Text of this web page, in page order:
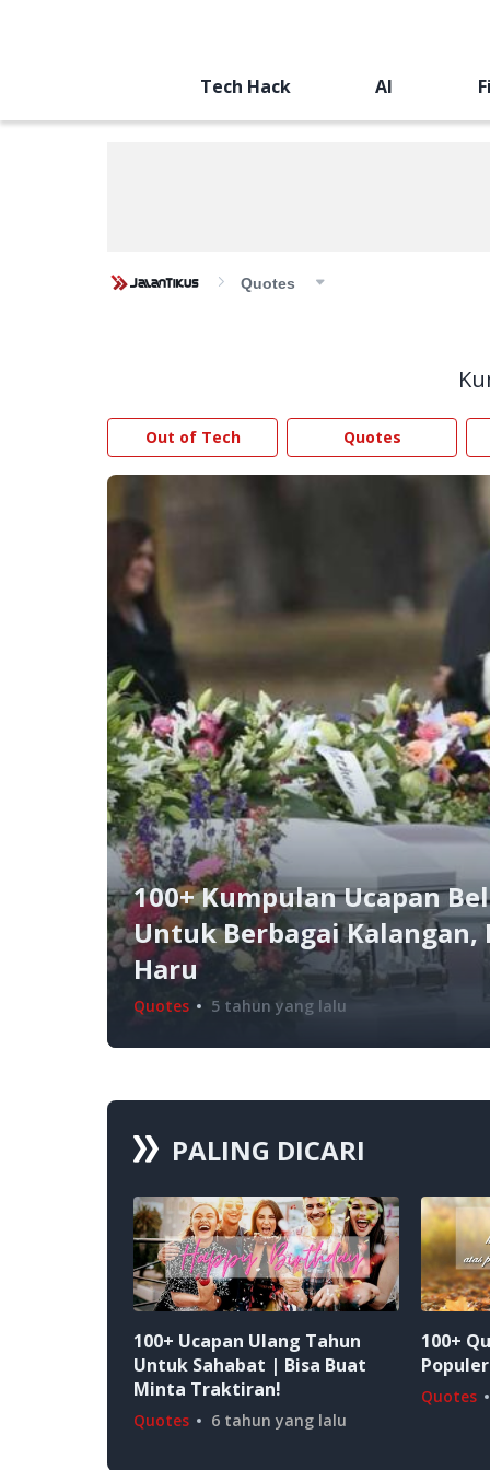
Tech Hack AI
Quotes
Out of Tech Quotes
100+ Kumpulan Ucapan
Untuk Berbagai Kalangan,
Haru
Quotes 5 tahun yang lalu
PALING DICARI
100+ Ucapan Ulang Tahun
Untuk Sahabat | Bisa Buat
Minta Traktiran!
Quotes 6 tahun yang lalu
100+
Quotes